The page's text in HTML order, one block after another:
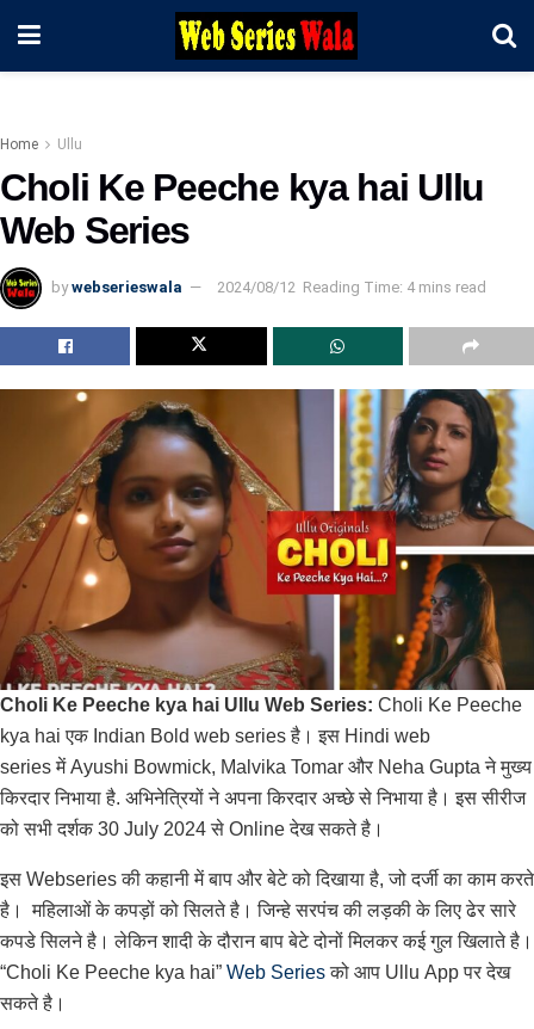
Home Ullu
Choli Ke Peeche kya hai Ullu
Web Series
by webserieswala 2024/08/12 Reading Time: 4 mins read
Choli Ke Peeche kya hai Ullu Web Series: Choli Ke Peeche
kya hai एक Indian Bold web series है। इस Hindi web
series में Ayushi Bowmick, Malvika Tomar और Neha Gupta ने मुख्य
किरदार निभाया है. अभिनेत्रियों ने अपना किरदार अच्छे से निभाया है। इस सीरीज
को सभी दर्शक 30 July 2024 से Online देख सकते है।
इस Webseries की कहानी में बाप और बेटे को दिखाया है, जो दर्जी का काम करते
है। महिलाओं के कपड़ों को सिलते है। जिन्हे सरपंच की लड़की के लिए ढेर सारे
कपडे सिलने है। लेकिन शादी के दौरान बाप बेटे दोनों मिलकर कई गुल खिलाते है।
“Choli Ke Peeche kya hai” Web Seriesको आप Ullu App पर देख
सकते है।